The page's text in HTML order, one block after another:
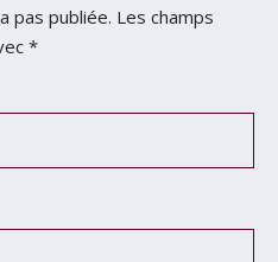
pas publiée. Les champs
*